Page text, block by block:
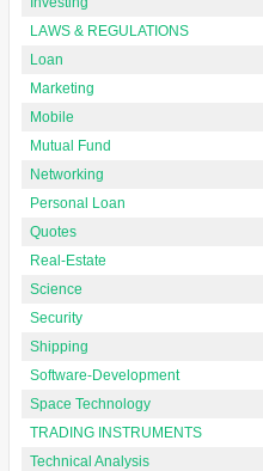
LAWS & REGULATIONS
Loan
Marketing
Mobile
Mutual Fund
Networking
Personal Loan
Quotes
Real-Estate
Science
Security
Shipping
Software-Development
Space Technology
TRADING INSTRUMENTS
Technical Analysis